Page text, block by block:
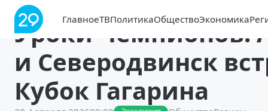
ГлавноеТВПолитикаОбществоЭкономика
Уроки Чемпионов:
и Северодвинск
Кубок Гагарина